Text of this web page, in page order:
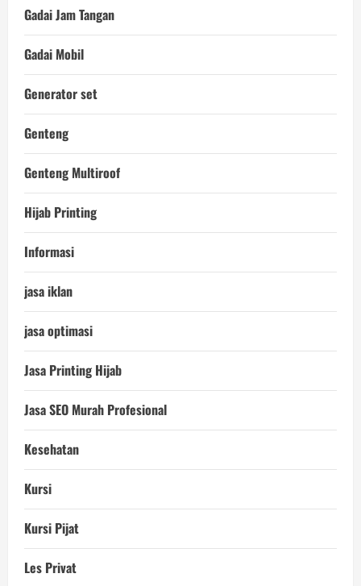
Gadai Jam Tangan
Gadai Mobil
Generator set
Genteng
Genteng Multiroof
Hijab Printing
Informasi
jasa iklan
jasa optimasi
Jasa Printing Hijab
Jasa SEO Murah Profesional
Kesehatan
Kursi
Kursi Pijat
Les Privat